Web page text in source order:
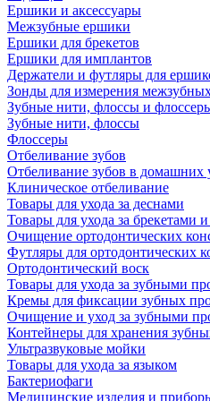
Ершики и аксессуары
Межзубные ершики
Ершики для брекетов
Ершики для имплантов
Держатели и футляры для
Зонды для измерения
Зубные нити, флоссы и
Зубные нити, флоссы
Флоссеры
Отбеливание зубов
Отбеливание зубов в домашних
Клиническое отбеливание
Товары для ухода за деснами
Товары для ухода за брекетами
Очищение ортодонтических
Футляры для ортодонтических
Ортодонтический воск
Товары для ухода за зубными
Кремы для фиксации зубных
Очищение и уход за зубными
Контейнеры для хранения
Ультразвуковые мойки
Товары для ухода за языком
Бактериофаги
Медицинские изделия и